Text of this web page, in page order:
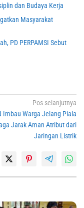
dan Budaya Kerja
Masyarakat
PD PERPAMSI Sebut
Pos selanjutnya
Imbau Warga Jelang Piala
Jarak Aman Atribut dari
Jaringan Listrik